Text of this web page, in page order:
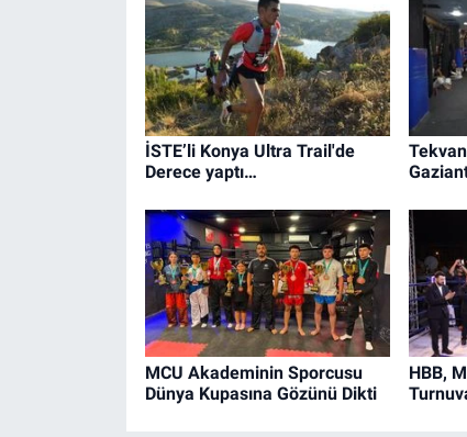
İSTE’li Konya Ultra Trail'de
Derece yaptı…
MCU Akademinin Sporcusu
Dünya Kupasına Gözünü Dikti
HBB,